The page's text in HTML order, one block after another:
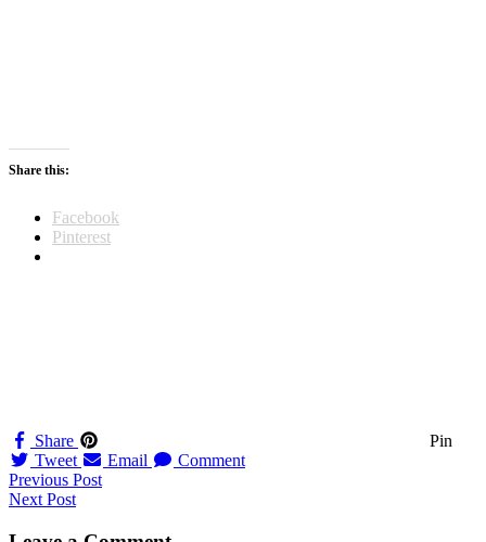
Share this:
Facebook
Pinterest
Share
Pin
Tweet
Email Comment
Navigation
til
Previous Post
Next Post